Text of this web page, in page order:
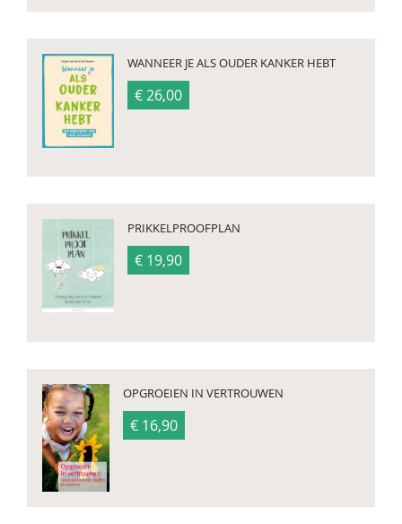
WANNEER JE ALS OUDER KANKER HEBT
€ 26,00
PRIKKELPROOFPLAN
€ 19,90
OPGROEIEN IN VERTROUWEN
€ 16,90